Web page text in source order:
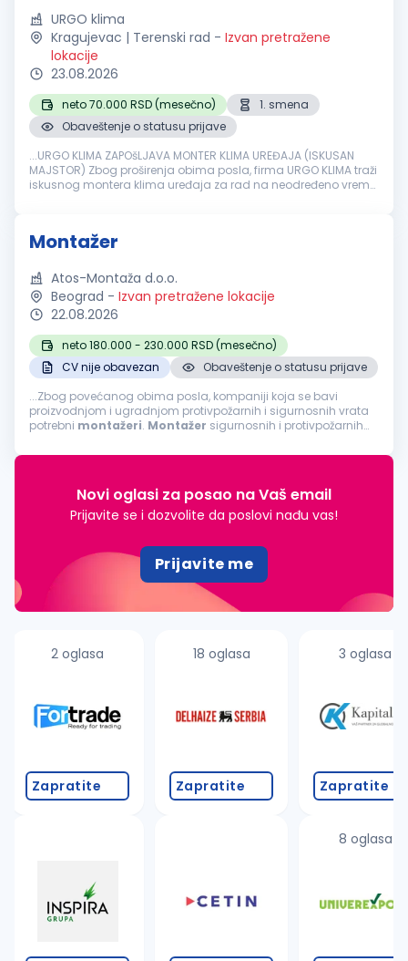
URGO klima
Kragujevac | Terenski rad - Izvan pretražene
lokacije
23.08.2026
neto 70.000 RSD (mesečno)
1. smena
Obaveštenje o statusu prijave
...URGO KLIMA ZAPOšLJAVA MONTER KLIMA UREĐAJA (ISKUSAN
MAJSTOR) Zbog proširenja obima posla, firma URGO KLIMA traži
iskusnog montera klima uređaja za rad na neodređeno vreme.
Montažer
Atos-Montaža d.o.o.
Beograd - Izvan pretražene lokacije
22.08.2026
neto 180.000 - 230.000 RSD (mesečno)
CV nije obavezan
Obaveštenje o statusu prijave
...Zbog povećanog obima posla, kompaniji koja se bavi
proizvodnjom i ugradnjom protivpožarnih i sigurnosnih vrata
potrebni montažeri. Montažer sigurnosnih i protivpožarnih
protivpožarnih...
Novi oglasi za posao na Vaš email
Prijavite se i dozvolite da poslovi nađu vas!
Prijavite me
2 oglasa
Zapratite
18 oglasa
Zapratite
3 oglasa
Zapratite
8 oglasa